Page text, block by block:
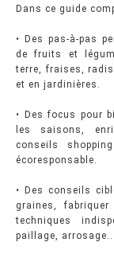
Dans ce guide
• Des pas-à-pas
de fruits et
terre, fraises,
et en jardinières.
• Des focus pour
les saisons,
conseils
écoresponsable.
• Des conseils
graines,
techniques
paillage, arrosage...